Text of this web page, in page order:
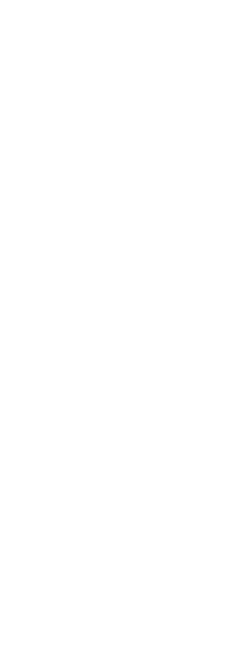
Onde o
errado com
User
Como
datas
práticas
Experiência
Serviço de
Melhores
Design de